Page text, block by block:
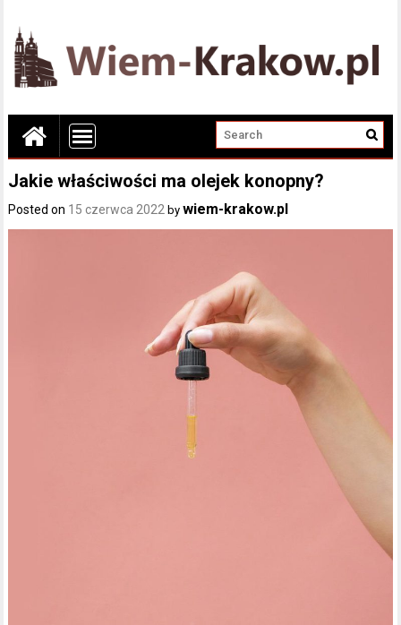
Jakie właściwości ma olejek konopny?
Posted on 15 czerwca 2022 bywiem-krakow.pl